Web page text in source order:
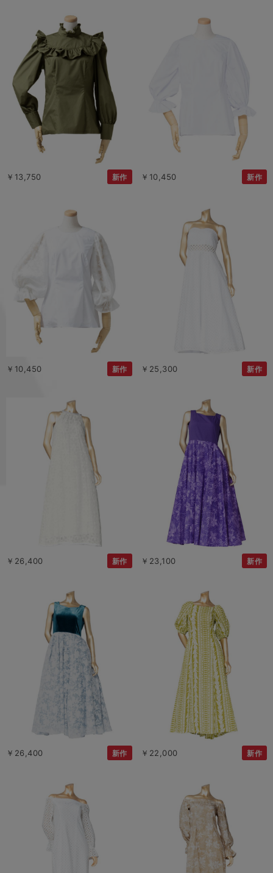
￥13,750 新作 ￥10,450 新作
￥10,450 新作 ￥25,300 新作
￥26,400 新作 ￥23,100 新作
￥26,400 新作 ￥22,000 新作